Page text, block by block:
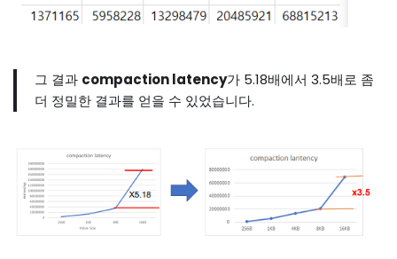
그 결과 compaction latency가 5.18배에서 3.5배로 좀
더 정밀한 결과를 얻을 수 있었습니다.